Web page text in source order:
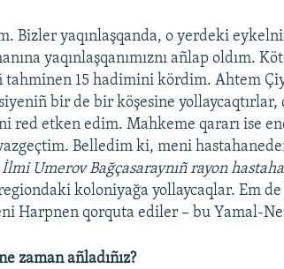
Bizler yaqınlaşqanda, o yerdeki
yaqınlaşqanımıznı añlap oldım.
tahminen 15 hadimini kördim. Ahtem
bir de bir köşesine
red etken edim. Mahkeme qararı ise
Belledim ki, meni
Umerov Bağçasaraynıñ rayon
koloniyağa yollaycaqlar. Em
Harpnen qorquta ediler – bu Yamal-
zaman añladıñız?